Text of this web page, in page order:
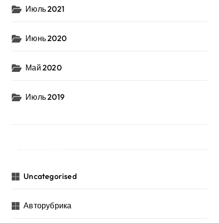
Июль 2021
Июнь 2020
Май 2020
Июль 2019
Uncategorised
Авторубрика